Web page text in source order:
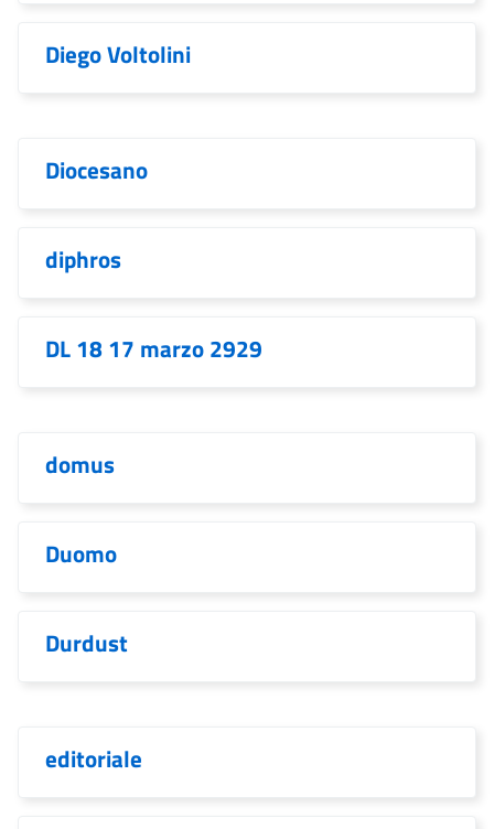
Diego Voltolini
Diocesano
diphros
DL 18 17 marzo 2929
domus
Duomo
Durdust
editoriale